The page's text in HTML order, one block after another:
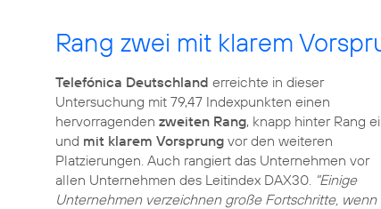
Rang zwei mit klarem
Telefónica Deutschland erreichte in dieser
Untersuchung mit 79,47 Indexpunkten einen
hervorragenden zweiten Rang, knapp hinter Rang
und mit klarem Vorsprung vor den weiteren
Platzierungen. Auch rangiert das Unternehmen vor
allen Unternehmen des Leitindex DAX30. "Einige
Unternehmen verzeichnen große Fortschritte, wenn